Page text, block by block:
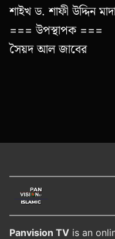
শাইখ ড. শাফী উদ্দিন
=== উপস্থাপক ===
সৈয়দ আল জাবের
Panvision TV is an